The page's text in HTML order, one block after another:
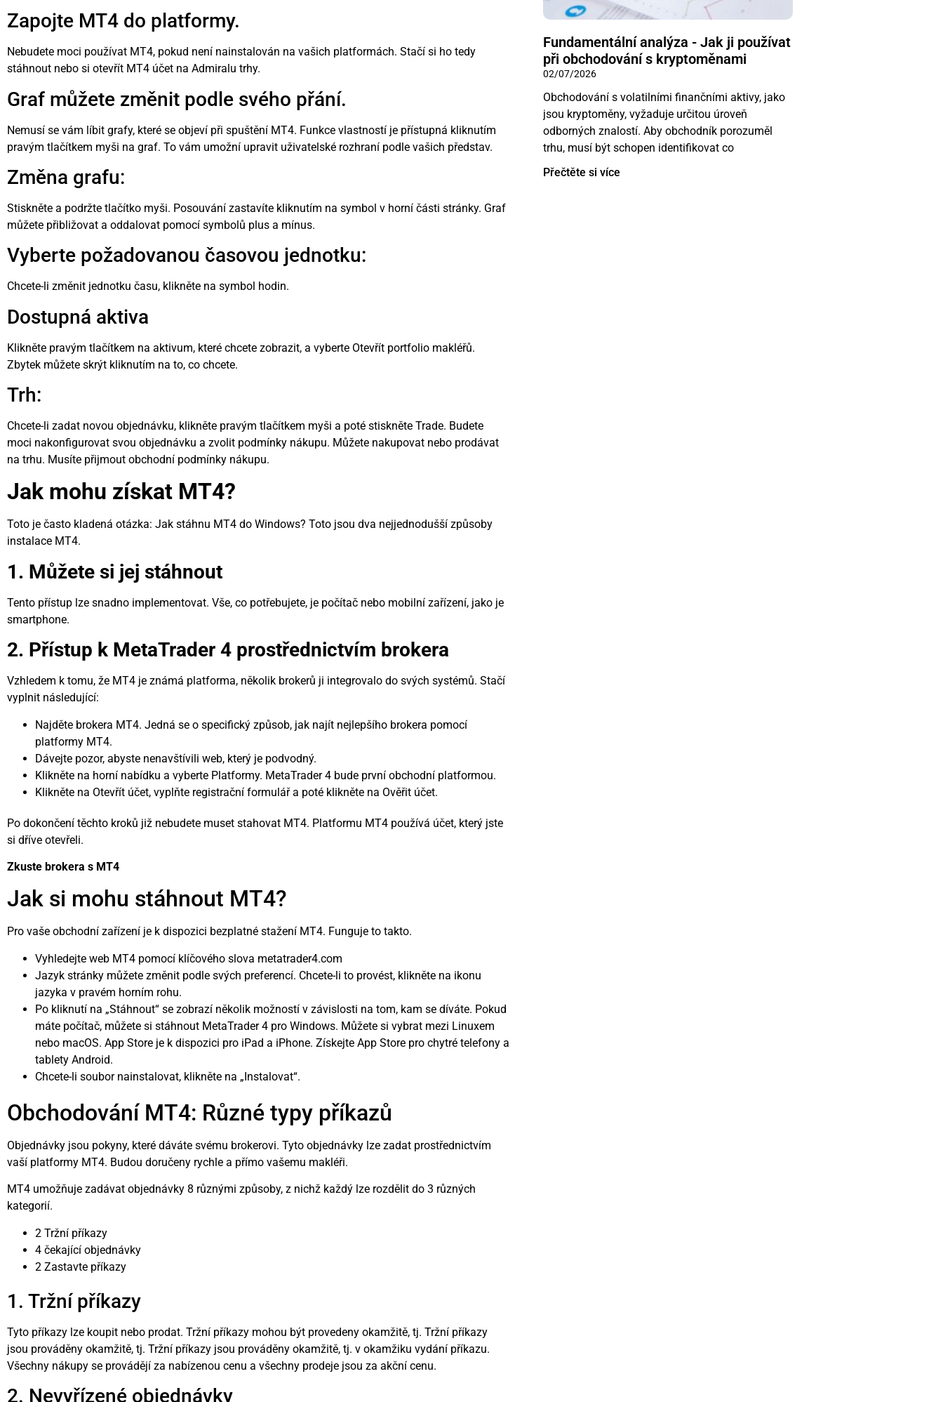
Zapojte MT4 do platformy.
Nebudete moci používat MT4, pokud není nainstalován na vašich platformách. Stačí si ho tedy
stáhnout nebo si otevřít MT4 účet na Admiralu trhy.
Graf můžete změnit podle svého přání.
Nemusí se vám líbit grafy, které se objeví při spuštění MT4. Funkce vlastností je přístupná kliknutím
pravým tlačítkem myši na graf. To vám umožní upravit uživatelské rozhraní podle vašich představ.
Změna grafu:
Stiskněte a podržte tlačítko myši. Posouvání zastavíte kliknutím na symbol v horní části stránky. Graf
můžete přibližovat a oddalovat pomocí symbolů plus a mínus.
Vyberte požadovanou časovou jednotku:
Chcete-li změnit jednotku času, klikněte na symbol hodin.
Dostupná aktiva
Klikněte pravým tlačítkem na aktivum, které chcete zobrazit, a vyberte Otevřít portfolio makléřů.
Zbytek můžete skrýt kliknutím na to, co chcete.
Trh:
Chcete-li zadat novou objednávku, klikněte pravým tlačítkem myši a poté stiskněte Trade. Budete
moci nakonfigurovat svou objednávku a zvolit podmínky nákupu. Můžete nakupovat nebo prodávat
na trhu. Musíte přijmout obchodní podmínky nákupu.
Jak mohu získat MT4?
Toto je často kladená otázka: Jak stáhnu MT4 do Windows? Toto jsou dva nejjednodušší způsoby
instalace MT4.
1. Můžete si jej stáhnout
Tento přístup lze snadno implementovat. Vše, co potřebujete, je počítač nebo mobilní zařízení, jako je
smartphone.
2. Přístup k MetaTrader 4 prostřednictvím brokera
Vzhledem k tomu, že MT4 je známá platforma, několik brokerů ji integrovalo do svých systémů. Stačí
vyplnit následující:
Najděte brokera MT4. Jedná se o specifický způsob, jak najít nejlepšího brokera pomocí
platformy MT4.
Dávejte pozor, abyste nenavštívili web, který je podvodný.
Klikněte na horní nabídku a vyberte Platformy. MetaTrader 4 bude první obchodní platformou.
Klikněte na Otevřít účet, vyplňte registrační formulář a poté klikněte na Ověřit účet.
Po dokončení těchto kroků již nebudete muset stahovat MT4. Platformu MT4 používá účet, který jste
si dříve otevřeli.
Zkuste brokera s MT4
Jak si mohu stáhnout MT4?
Pro vaše obchodní zařízení je k dispozici bezplatné stažení MT4. Funguje to takto.
Vyhledejte web MT4 pomocí klíčového slova metatrader4.com
Jazyk stránky můžete změnit podle svých preferencí. Chcete-li to provést, klikněte na ikonu
jazyka v pravém horním rohu.
Po kliknutí na „Stáhnout“ se zobrazí několik možností v závislosti na tom, kam se díváte. Pokud
máte počítač, můžete si stáhnout MetaTrader 4 pro Windows. Můžete si vybrat mezi Linuxem
nebo macOS. App Store je k dispozici pro iPad a iPhone. Získejte App Store pro chytré telefony a
tablety Android.
Chcete-li soubor nainstalovat, klikněte na „Instalovat“.
Obchodování MT4: Různé typy příkazů
Objednávky jsou pokyny, které dáváte svému brokerovi. Tyto objednávky lze zadat prostřednictvím
vaší platformy MT4. Budou doručeny rychle a přímo vašemu makléři.
MT4 umožňuje zadávat objednávky 8 různými způsoby, z nichž každý lze rozdělit do 3 různých
kategorií.
2 Tržní příkazy
4 čekající objednávky
2 Zastavte příkazy
1. Tržní příkazy
Tyto příkazy lze koupit nebo prodat. Tržní příkazy mohou být provedeny okamžitě, tj. Tržní příkazy
jsou prováděny okamžitě, tj. Tržní příkazy jsou prováděny okamžitě, tj. v okamžiku vydání příkazu.
Všechny nákupy se provádějí za nabízenou cenu a všechny prodeje jsou za akční cenu.
2. Nevyřízené objednávky
Fundamentální analýza - Jak ji používat
při obchodování s kryptoměnami
02/07/2026
Obchodování s volatilními finančními aktivy, jako
jsou kryptoměny, vyžaduje určitou úroveň
odborných znalostí. Aby obchodník porozuměl
trhu, musí být schopen identifikovat co
Přečtěte si více